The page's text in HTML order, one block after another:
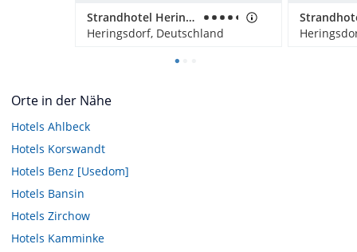
Strandhotel Heringsdorf
Heringsdorf, Deutschland
Orte in der Nähe
Hotels Ahlbeck
Hotels Korswandt
Hotels Benz [Usedom]
Hotels Bansin
Hotels Zirchow
Hotels Kamminke